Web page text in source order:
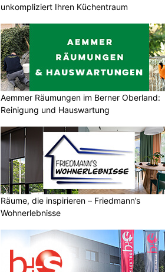
unkompliziert Ihren Küchentraum
Aemmer Räumungen im Berner Oberland:
Reinigung und Hauswartung
Räume, die inspirieren – Friedmann’s
Wohnerlebnisse